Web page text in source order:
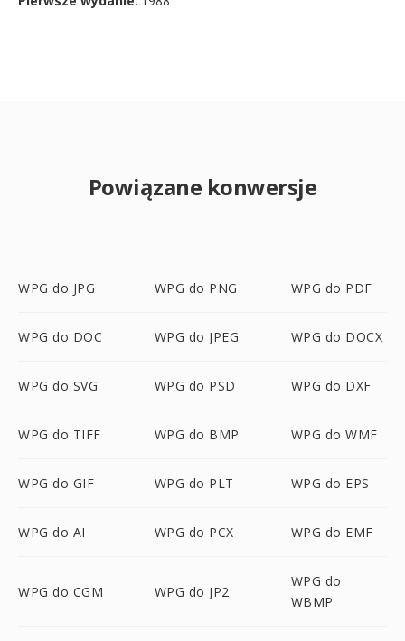
Powiązane konwersje
WPG do JPG WPG do PNG WPG do PDF
WPG do DOC WPG do JPEG WPG do DOCX
WPG do SVG WPG do PSD WPG do DXF
WPG do TIFF WPG do BMP WPG do WMF
WPG do GIF WPG do PLT WPG do EPS
WPG do AI WPG do PCX WPG do EMF
WPG do CGM WPG do JP2
WPG do
WBMP